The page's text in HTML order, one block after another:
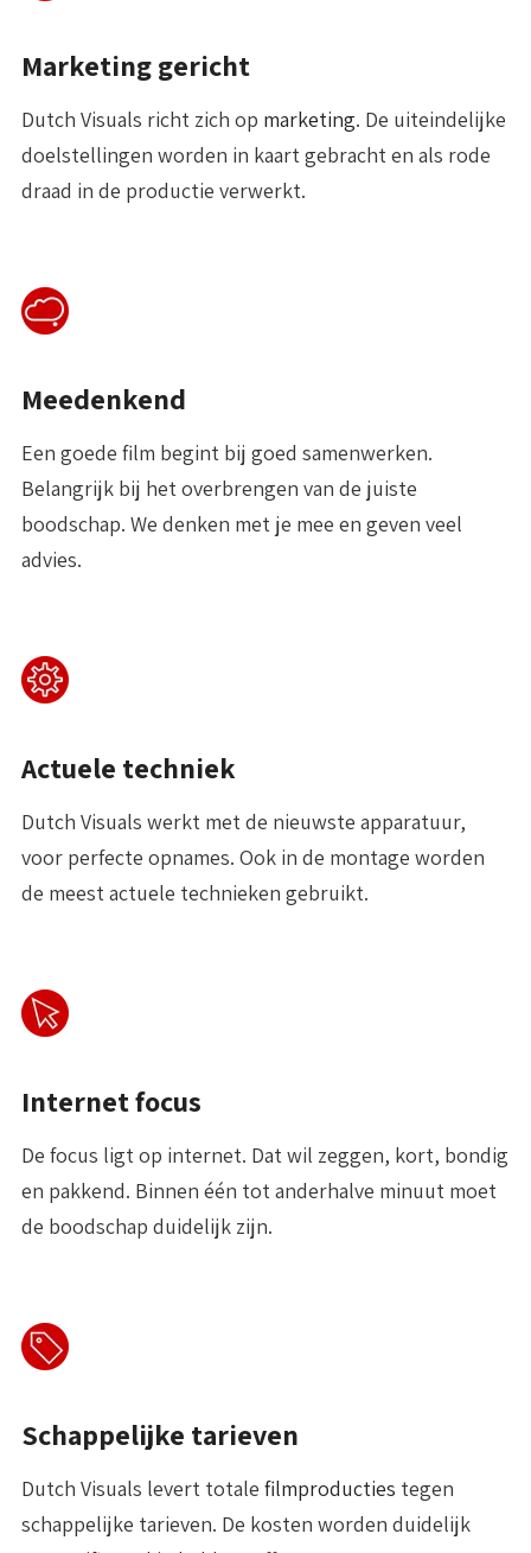
Marketing gericht
Dutch Visuals richt zich op marketing. De uiteindelijke
doelstellingen worden in kaart gebracht en als rode
draad in de productie verwerkt.
Meedenkend
Een goede film begint bij goed samenwerken.
Belangrijk bij het overbrengen van de juiste
boodschap. We denken met je mee en geven veel
advies.
Actuele techniek
Dutch Visuals werkt met de nieuwste apparatuur,
voor perfecte opnames. Ook in de montage worden
de meest actuele technieken gebruikt.
Internet focus
De focus ligt op internet. Dat wil zeggen, kort, bondig
en pakkend. Binnen één tot anderhalve minuut moet
de boodschap duidelijk zijn.
Schappelijke tarieven
Dutch Visuals levert totalefilmproducties tegen
schappelijke tarieven. De kosten worden duidelijk